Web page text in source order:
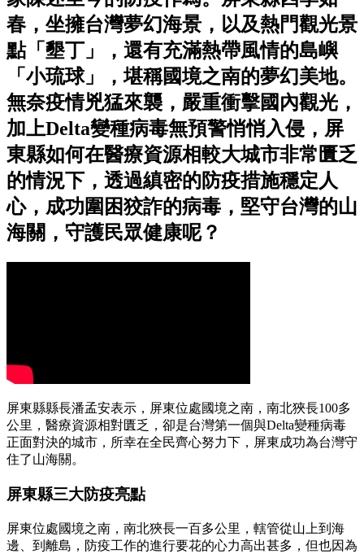
春，坐擁台灣夢幻海景，以及熱門觀光景
點「墾丁」，還有充滿熱帶風情的島嶼
「小琉球」，堪稱國境之南的夢幻美地。
無奈疫情兇猛來襲，嚴重衝擊國內觀光，
加上Delta變種病毒無預警悄悄入侵，屏
東縣如何在醫療資源相較大城市非常匱乏
的情況下，透過縝密的防疫措施穩定人
心，成功圍困狡詐的病毒，堅守台灣的山
海關，守護民眾健康呢？
屏東縣縣長潘孟安表示，屏東位處國境之南，南北狹長100多
公里，醫療資源相對匱乏，卻是台灣第一個與Delta變種病毒
正面對決的城市，所幸在全民齊心努力下，屏東成功為台灣守
住了山海關。
屏東縣三大防疫亮點
屏東位處國境之南，南北狹長一百多公里，轄管從山上到海
邊、到離島，防疫工作的進行要花的心力高出甚多，但也因為